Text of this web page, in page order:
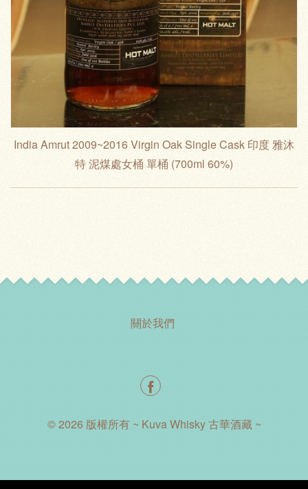
India Amrut 2009~2016 Virgin Oak Single Cask 印度 雅沐
特 泥煤處女桶 單桶 (700ml 60%)
關於我們
© 2026 版權所有 ~ Kuva Whisky 古華酒藏 ~